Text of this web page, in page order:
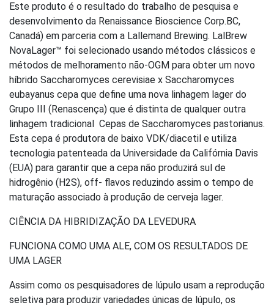
Este produto é o resultado do trabalho de pesquisa e
desenvolvimento da Renaissance Bioscience Corp.BC,
Canadá) em parceria com a Lallemand Brewing. LalBrew
NovaLager™ foi selecionado usando métodos clássicos e
métodos de melhoramento não-OGM para obter um novo
híbrido Saccharomyces cerevisiae x Saccharomyces
eubayanus cepa que define uma nova linhagem lager do
Grupo III (Renascença) que é distinta de qualquer outra
linhagem tradicional Cepas de Saccharomyces pastorianus.
Esta cepa é produtora de baixo VDK/diacetil e utiliza
tecnologia patenteada da Universidade da Califórnia Davis
(EUA) para garantir que a cepa não produzirá sul de
hidrogênio (H2S), off- flavos reduzindo assim o tempo de
maturação associado à produção de cerveja lager.
CIÊNCIA DA HIBRIDIZAÇÃO DA LEVEDURA
FUNCIONA COMO UMA ALE, COM OS RESULTADOS DE
UMA LAGER
Assim como os pesquisadores de lúpulo usam a reprodução
seletiva para produzir variedades únicas de lúpulo, os